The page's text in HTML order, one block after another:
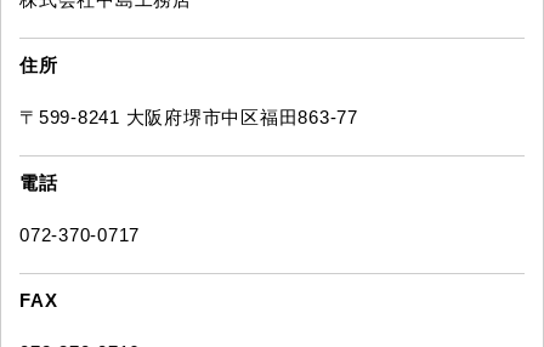
住所
〒599-8241 大阪府堺市中区福田863-77
電話
072-370-0717
FAX